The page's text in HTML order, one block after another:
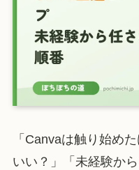
「Canvaは触り始め
いい？」「未経験か